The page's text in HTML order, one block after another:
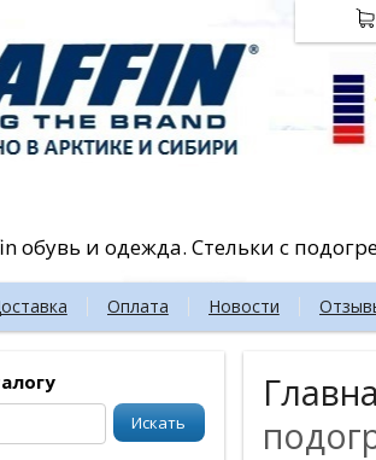
обувь и одежда. Стельки с
Оплата Новости